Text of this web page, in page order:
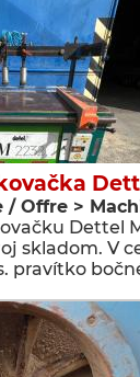
/ Offre >
Dettel
skladom. V
pravítko